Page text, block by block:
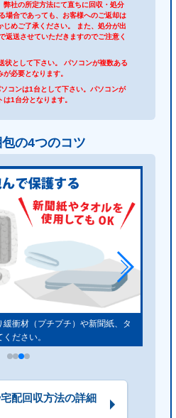
社の所定方法にて直ちに回収・処分
場合であっても、お客様へのご返却は
めご了承ください。 また、処分が出
返送させていただきますのでご注意く
として下さい。 パソコンが複数ある
必要となります。
コンは1台として下さい。パソコンが
1台分となります。
の4つのコツ
衝材（プチプチ）や新聞紙、タ
ださい。
配回収方法の詳細